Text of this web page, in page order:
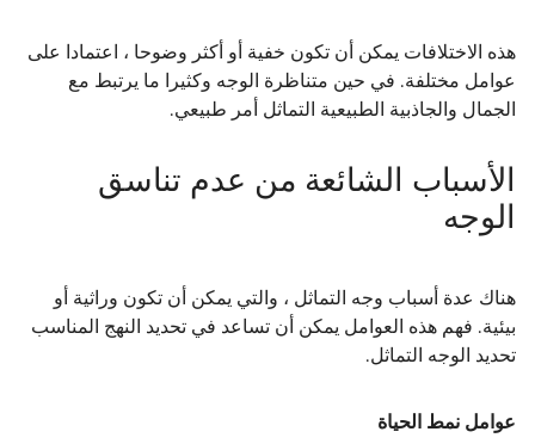
هذه الاختلافات يمكن أن تكون خفية أو أكثر وضوحا ، اعتمادا على
عوامل مختلفة. في حين متناظرة الوجه وكثيرا ما يرتبط مع
الجمال والجاذبية الطبيعية التماثل أمر طبيعي.
الأسباب الشائعة من عدم تناسق
الوجه
هناك عدة أسباب وجه التماثل ، والتي يمكن أن تكون وراثية أو
بيئية. فهم هذه العوامل يمكن أن تساعد في تحديد النهج المناسب
تحديد الوجه التماثل.
عوامل نمط الحياة